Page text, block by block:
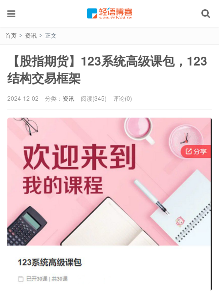
首页 > 资讯 > 正文
【股指期货】123系统高级课包，123
结构交易框架
2024-12-02 分类： 资讯 阅读(345) 评论(0)